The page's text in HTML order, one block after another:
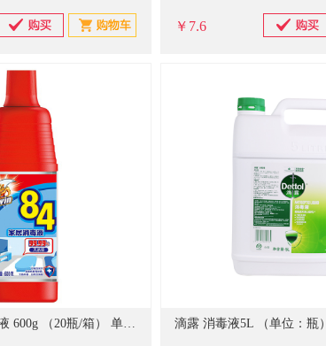
￥7.6
威王 84家居消毒液 600g （20瓶/箱） 单位：瓶 滴露 消毒液5L （单位：瓶）